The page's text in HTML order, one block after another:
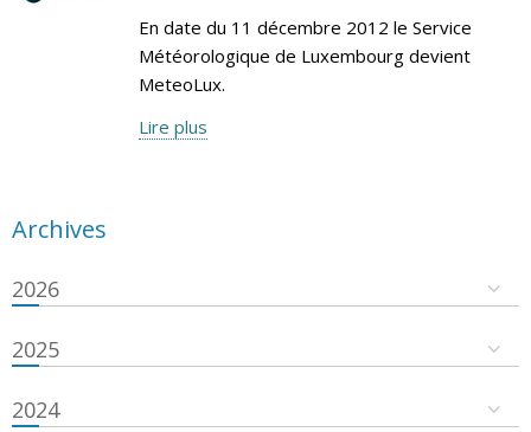
En date du 11 décembre 2012 le Service
Météorologique de Luxembourg devient
MeteoLux.
Lire plus
Archives
2026
2025
2024